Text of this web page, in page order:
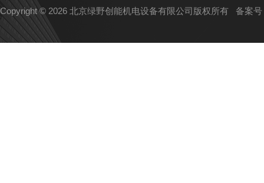
Copyright © 2026 北京绿野创能机电设备有限公司版权所有 备案